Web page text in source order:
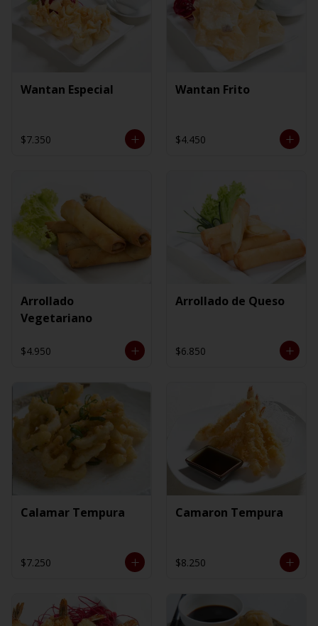
Wantan Especial
$7.350
Wantan Frito
$4.450
Arrollado
Vegetariano
$4.950
Arrollado de Queso
$6.850
Calamar Tempura
$7.250
Camaron Tempura
$8.250